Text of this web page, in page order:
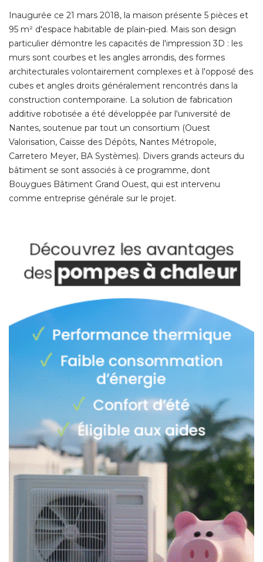
Inaugurée ce 21 mars 2018, la maison présente 5 pièces et
95 m² d'espace habitable de plain-pied. Mais son design
particulier démontre les capacités de l'impression 3D : les
murs sont courbes et les angles arrondis, des formes
architecturales volontairement complexes et à l'opposé des
cubes et angles droits généralement rencontrés dans la
construction contemporaine. La solution de fabrication
additive robotisée a été développée par l'université de
Nantes, soutenue par tout un consortium (Ouest
Valorisation, Caisse des Dépôts, Nantes Métropole,
Carretero Meyer, BA Systèmes). Divers grands acteurs du
bâtiment se sont associés à ce programme, dont
Bouygues Bâtiment Grand Ouest, qui est intervenu
comme entreprise générale sur le projet.